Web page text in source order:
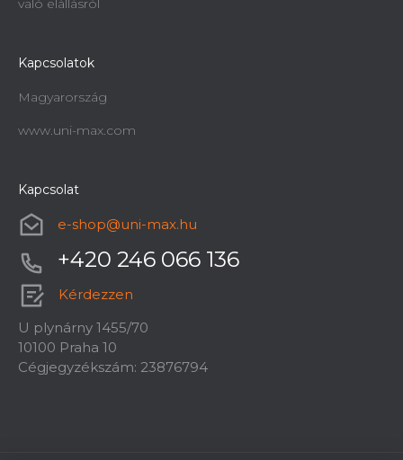
való elállásról
Kapcsolatok
Magyarország
www.uni-max.com
Kapcsolat
e-shop@uni-max.hu
+420 246 066 136
Kérdezzen
U plynárny 1455/70
10100 Praha 10
Cégjegyzékszám: 23876794